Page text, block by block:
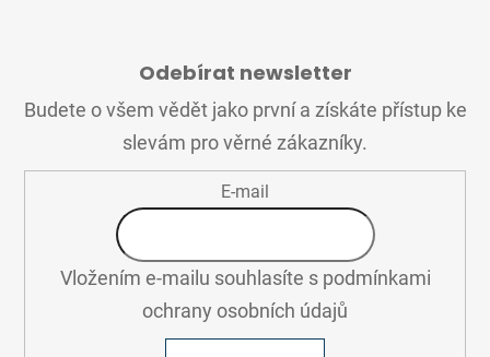
p
v
k
y
v
ý
i
s
u
Odebírat newsletter
Budete o všem vědět jako první a získáte přístup ke
slevám pro věrné zákazníky.
E-mail
Vložením e-mailu souhlasíte s podmínkami
ochrany osobních údajů